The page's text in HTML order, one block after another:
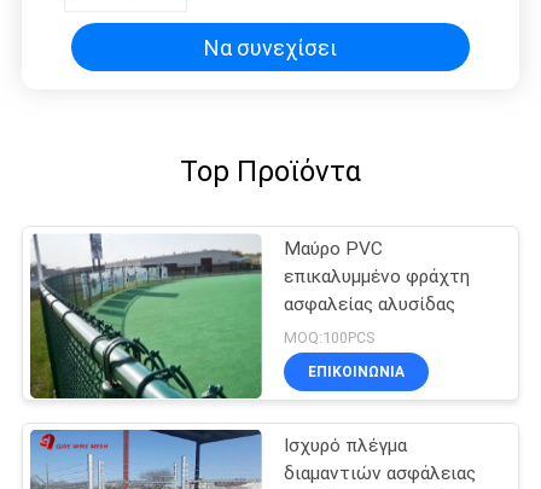
Να συνεχίσει
Top Προϊόντα
Μαύρο PVC
επικαλυμμένο φράχτη
ασφαλείας αλυσίδας
MOQ:100PCS
ΕΠΙΚΟΙΝΩΝΊΑ
Ισχυρό πλέγμα
διαμαντιών ασφάλειας